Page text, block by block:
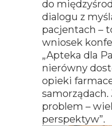
do
dialogu z
pacjentach –
wniosek
„Apteka dla
nierówny
opieki
samorządach.
problem –
perspektyw”.